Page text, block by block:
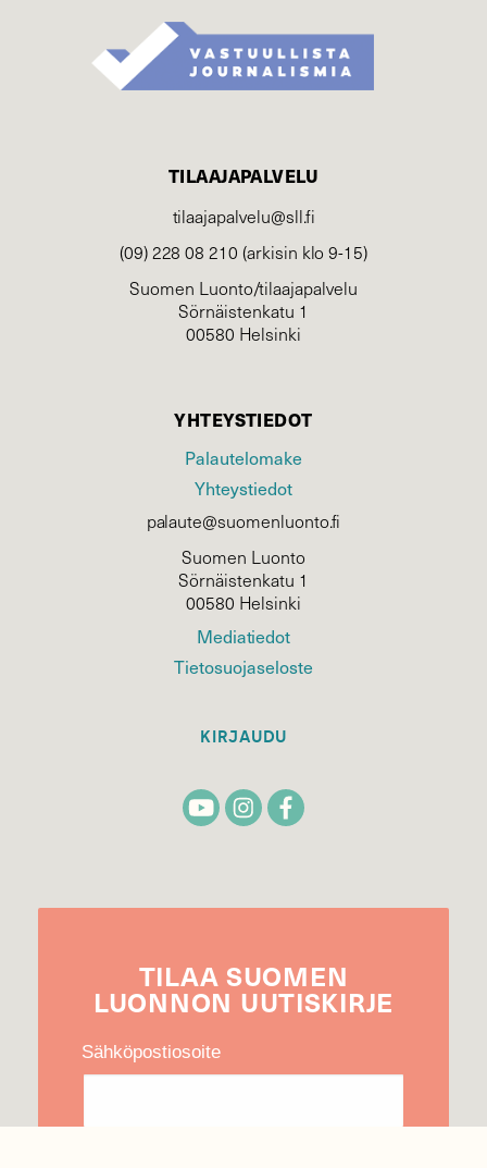
TILAAJAPALVELU
tilaajapalvelu@sll.fi
(09) 228 08 210 (arkisin klo 9-15)
Suomen Luonto/tilaajapalvelu
Sörnäistenkatu 1
00580 Helsinki
YHTEYSTIEDOT
Palautelomake
Yhteystiedot
palaute@suomenluonto.fi
Suomen Luonto
Sörnäistenkatu 1
00580 Helsinki
Mediatiedot
Tietosuojaseloste
KIRJAUDU
TILAA SUOMEN
LUONNON UUTIS­KIRJE
Sähköpostiosoite